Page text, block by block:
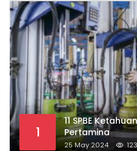
1
11 SPBE
Pertamina
25 May 2024